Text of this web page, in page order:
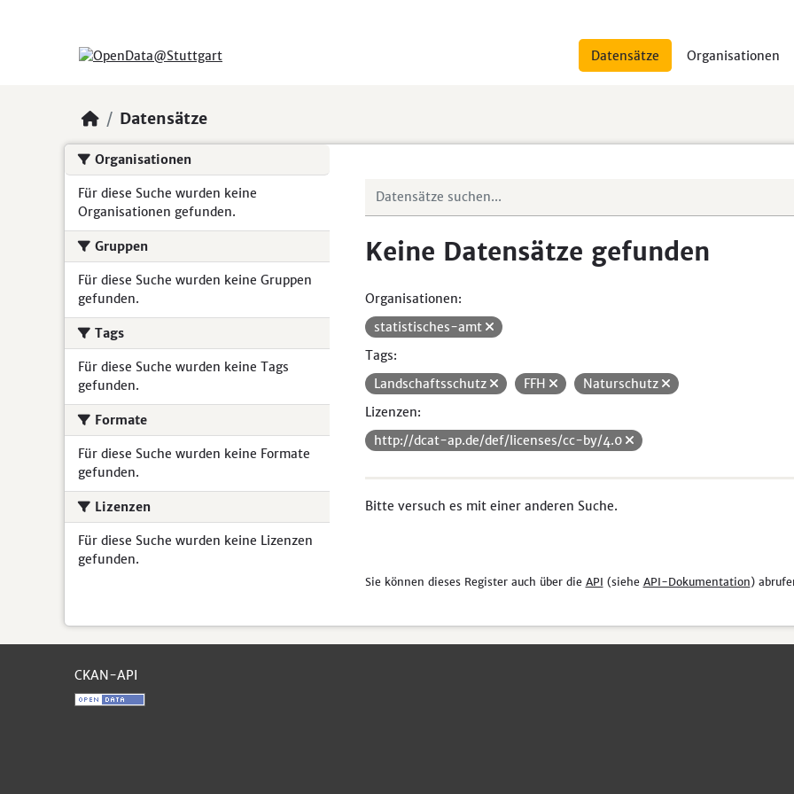
Datensätze Organisationen
Datensätze
Organisationen
Für diese Suche wurden keine
Organisationen gefunden.
Gruppen
Für diese Suche wurden keine Gruppen
gefunden.
Tags
Für diese Suche wurden keine Tags
gefunden.
Formate
Für diese Suche wurden keine Formate
gefunden.
Lizenzen
Für diese Suche wurden keine Lizenzen
gefunden.
Keine Datensätze gefunden
Organisationen:
statistisches-amt
Tags:
Landschaftsschutz
FFH
Naturschutz
Lizenzen:
http://dcat-ap.de/def/licenses/cc-by/4.0
Bitte versuch es mit einer anderen Suche.
Sie können dieses Register auch über die API (siehe API-Dokumentation)
CKAN-API